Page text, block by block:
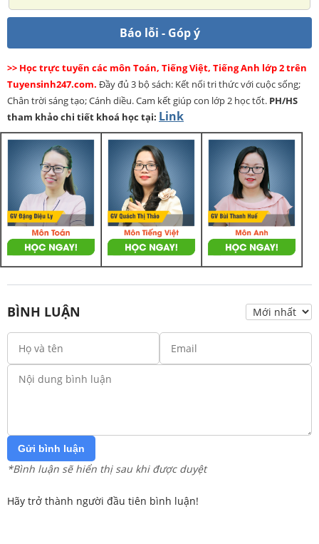
Báo lỗi - Góp ý
>> Học trực tuyến các môn Toán, Tiếng Việt, Tiếng Anh lớp 2 trên
Tuyensinh247.com. Đầy đủ 3 bộ sách: Kết nối tri thức với cuộc sống;
Chân trời sáng tạo; Cánh diều. Cam kết giúp con lớp 2 học tốt. PH/HS
tham khảo chi tiết khoá học tại: Link
BÌNH LUẬN
Gửi bình luận
*Bình luận sẽ hiển thị sau khi được duyệt
Hãy trở thành người đầu tiên bình luận!